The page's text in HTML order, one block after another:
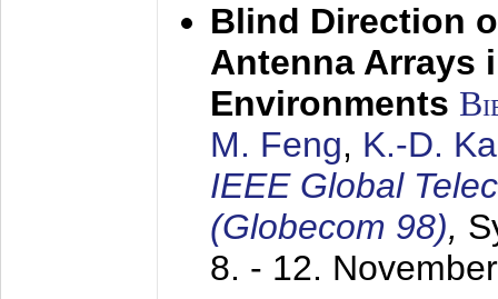
Blind Direction
Antenna Arrays
Environments
M. Feng, K.-D.
IEEE Global
(Globecom 98),
8. - 12.